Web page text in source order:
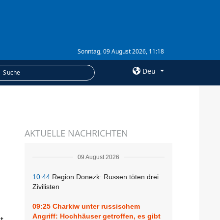
Sonntag, 09 August 2026, 11:18
Deu
Abonnement
AKTUELLE NACHRICHTEN
09 August 2026
10:44 Region Donezk: Russen töten drei
Zivilisten
09:25 Charkiw unter russischem
Angriff: Hochhäuser getroffen, es gibt